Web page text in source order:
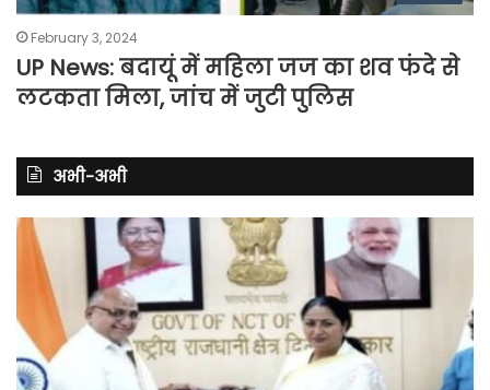
February 3, 2024
UP News: बदायूं में महिला जज का शव फंदे से
लटकता मिला, जांच में जुटी पुलिस
अभी-अभी